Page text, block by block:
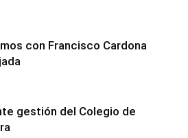
con Francisco Cardona
gestión del Colegio de